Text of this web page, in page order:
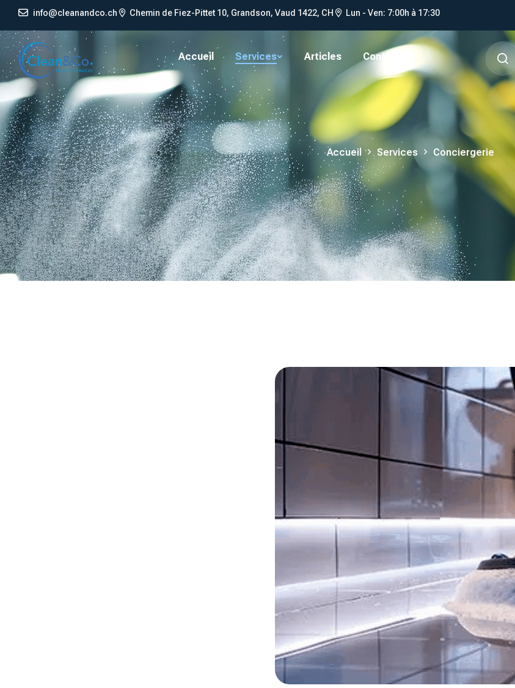
info@cleanandco.ch Chemin de Fiez-Pittet 10, Grandson, Vaud 1422, CH Lun - Ven: 7:00h à 17:30
Accueil Services Articles Contact
Accueil Services Conciergerie